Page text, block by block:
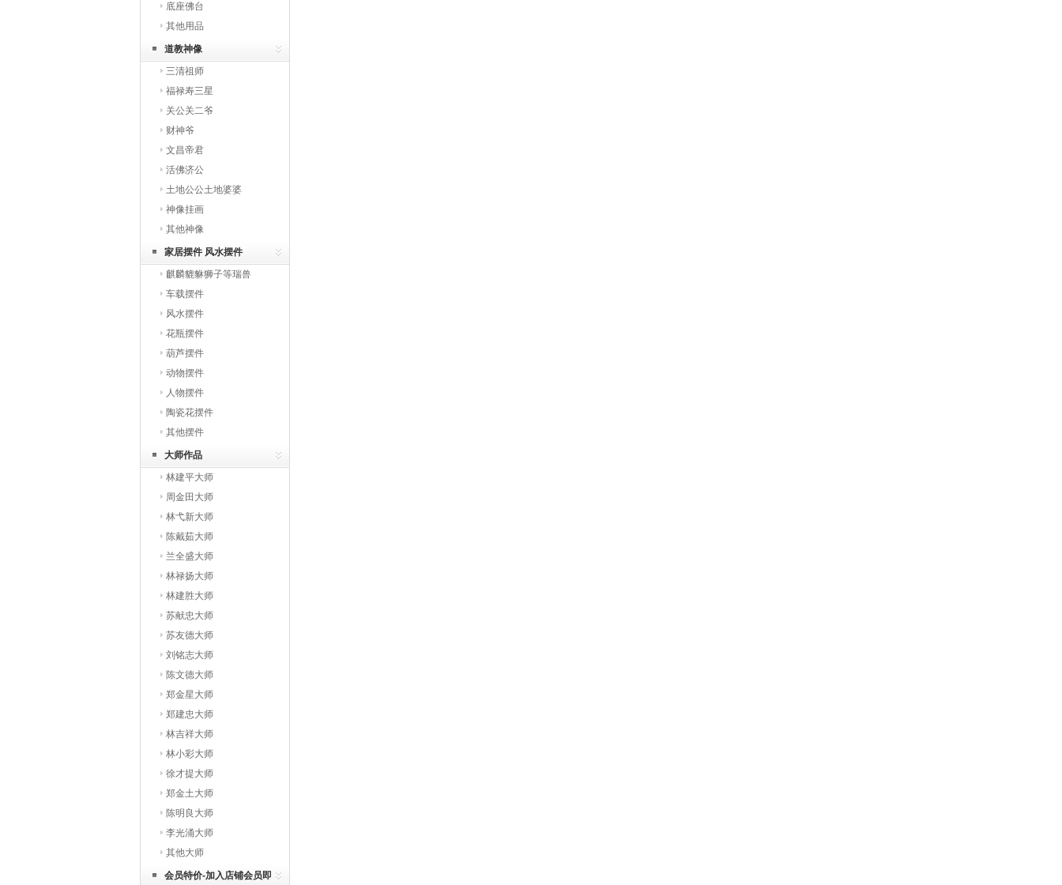
底座佛台
其他用品
道教神像
三清祖师
福禄寿三星
关公关二爷
财神爷
文昌帝君
活佛济公
土地公公土地婆婆
神像挂画
其他神像
家居摆件 风水摆件
麒麟貔貅狮子等瑞兽
车载摆件
风水摆件
花瓶摆件
葫芦摆件
动物摆件
人物摆件
陶瓷花摆件
其他摆件
大师作品
林建平大师
周金田大师
林弋新大师
陈戴茹大师
兰全盛大师
林禄扬大师
林建胜大师
苏献忠大师
苏友德大师
刘铭志大师
陈文德大师
郑金星大师
郑建忠大师
林吉祥大师
林小彩大师
徐才提大师
郑金土大师
陈明良大师
李光涌大师
其他大师
会员特价-加入店铺会员即